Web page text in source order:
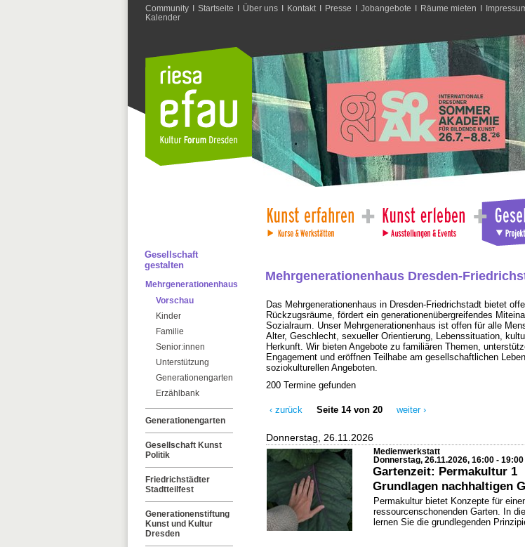
Community I Startseite I Über uns I Kontakt I Presse I Jobangebote I Räume mieten I
Kalender
Mehrgenerationenhaus Dresden-
Das Mehrgenerationenhaus in Dresden-Friedrichstadt bietet
Rückzugsräume, fördert ein generationenübergreifendes
Sozialraum. Unser Mehrgenerationenhaus ist offen für alle
Alter, Geschlecht, sexueller Orientierung, Lebenssituation,
Herkunft. Wir bieten Angebote zu familiären Themen,
Engagement und eröffnen Teilhabe am gesellschaftlichen
soziokulturellen Angeboten.
200 Termine gefunden
‹ zurück Seite 14 von 20 weiter ›
Donnerstag, 26.11.2026
Medienwerkstatt
Donnerstag, 26.11.2026, 16:00 -
Gartenzeit: Permakultur 1
Grundlagen nachhaltigen
Permakultur bietet Konzepte für
ressourcenschonenden Garten. In
lernen Sie die grundlegenden
Gesellschaft
gestalten
Mehrgenerationenhaus
Vorschau
Kinder
Familie
Senior:innen
Unterstützung
Generationengarten
Erzählbank
Generationengarten
Gesellschaft Kunst
Politik
Friedrichstädter
Stadtteilfest
Generationenstiftung
Kunst und Kultur
Dresden